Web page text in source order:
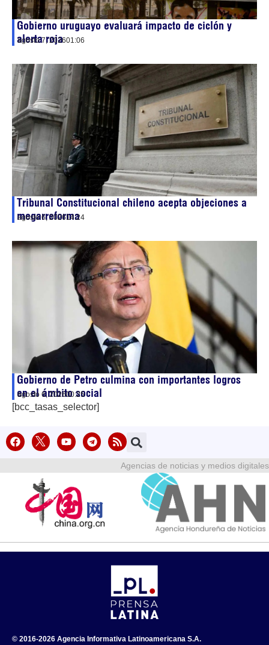
Gobierno uruguayo evaluará impacto de ciclón y
alerta roja
agosto 7, 202601:06
Tribunal Constitucional chileno acepta objeciones a
megarreforma
agosto 6, 202614:24
Gobierno de Petro culmina con importantes logros
en el ámbito social
agosto 6, 202600:25
[bcc_tasas_selector]
Agencias de noticias y medios digitales
© 2016-2026 Agencia Informativa Latinoamericana S.A.